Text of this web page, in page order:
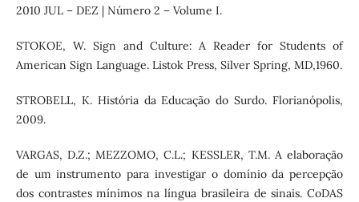
2010 JUL – DEZ | Número 2 – Volume I.
STOKOE, W. Sign and Culture: A Reader for Students of
American Sign Language. Listok Press, Silver Spring, MD,1960.
STROBELL, K. História da Educação do Surdo. Florianópolis,
2009.
VARGAS, D.Z.; MEZZOMO, C.L.; KESSLER, T.M. A elaboração
de um instrumento para investigar o domínio da percepção
dos contrastes mínimos na língua brasileira de sinais. CoDAS